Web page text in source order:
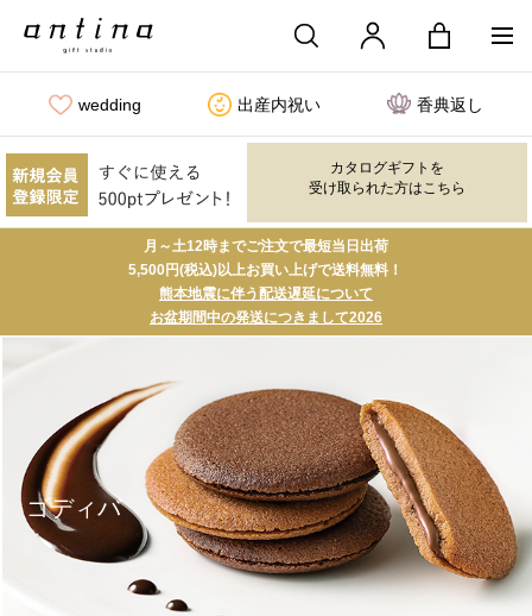
wedding 出産内祝い 香典返し
カタログギフトを
受け取られた方はこちら
月～土12時までご注文で最短当日出荷
5,500円(税込)以上お買い上げで送料無料！
熊本地震に伴う配送遅延について
お盆期間中の発送につきまして2026
ゴディバ